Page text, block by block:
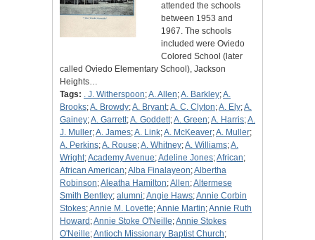
attended the schools
between 1953 and
1967. The schools
included were Oviedo
Colored School (later
called Oviedo Elementary School), Jackson
Heights…
Tags: . J. Witherspoon;A. Allen;A. Barkley;A.
Brooks;A. Browdy;A. Bryant;A. C. Clyton;A. Ely;A.
Gainey;A. Garrett;A. Goddett;A. Green;A. Harris;A.
J. Muller;A. James;A. Link;A. McKeaver;A. Muller;
A. Perkins;A. Rouse;A. Whitney;A. Williams;A.
Wright;Academy Avenue;Adeline Jones;African;
African American;Alba Finalayeon;Albertha
Robinson;Aleatha Hamilton;Allen;Altermese
Smith Bentley; alumni;Angie Haws;Annie Corbin
Stokes;Annie M. Lovette;Annie Martin;Annie Ruth
Howard ;Annie Stoke O'Neille;Annie Stokes
O'Neille;Antioch Missionary Baptist Church;